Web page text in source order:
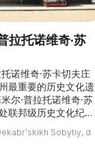
拉托诺维奇·苏
诺维奇·苏卡切夫庄
最重要的历史文化遗
联邦级历史文化纪念
社会活动家弗拉基
·苏卡切夫所有。他
Sobytiy, d